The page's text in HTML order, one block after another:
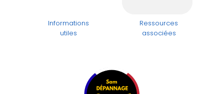
Informations
utiles
Ressources
associées